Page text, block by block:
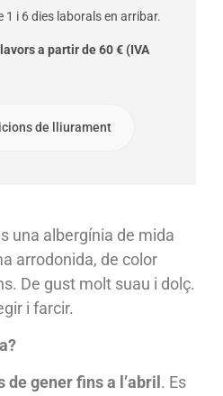
i 6 dies laborals en arribar.
a partir de 60 € (IVA
de lliurament
una albergínia de mida
arrodonida, de color
De gust molt suau i dolç.
i farcir.
gener fins a l’abril . Es